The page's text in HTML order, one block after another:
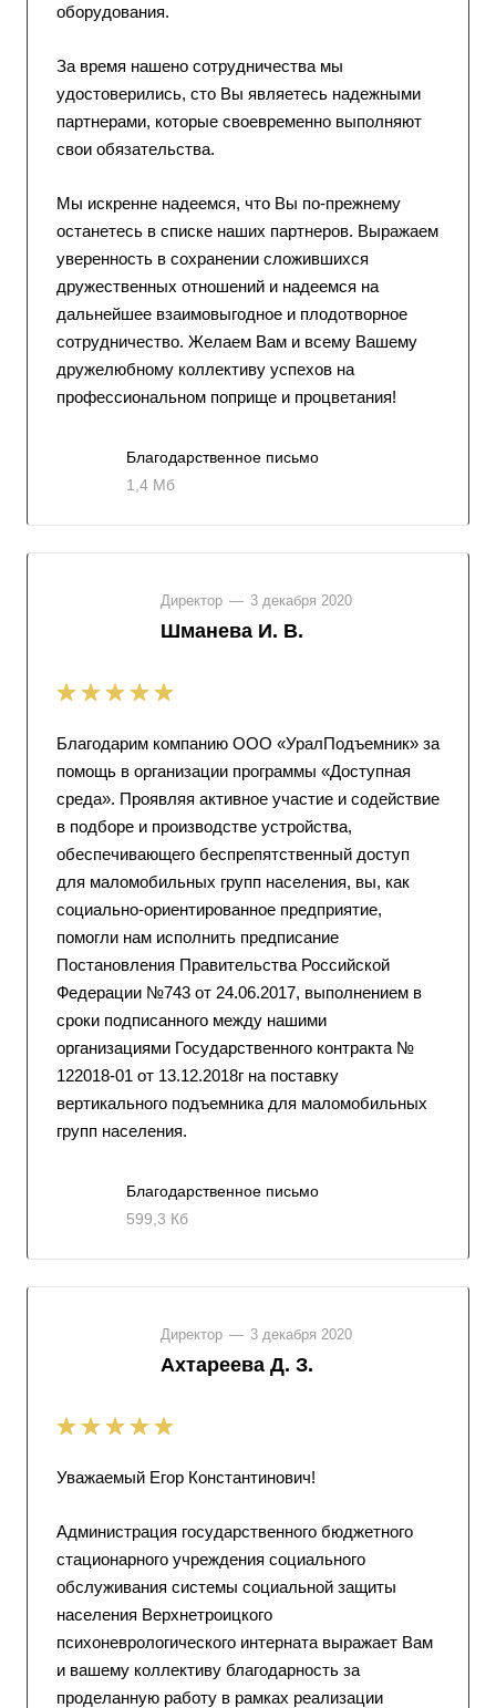
оборудования.
За время нашено сотрудничества мы
удостоверились, сто Вы являетесь надежными
партнерами, которые своевременно выполняют
свои обязательства.
Мы искренне надеемся, что Вы по-прежнему
останетесь в списке наших партнеров. Выражаем
уверенность в сохранении сложившихся
дружественных отношений и надеемся на
дальнейшее взаимовыгодное и плодотворное
сотрудничество. Желаем Вам и всему Вашему
дружелюбному коллективу успехов на
профессиональном поприще и процветания!
Благодарственное письмо
1,4 Мб
Директор — 3 декабря 2020
Шманева И. В.
Благодарим компанию ООО «УралПодъемник» за
помощь в организации программы «Доступная
среда». Проявляя активное участие и содействие
в подборе и производстве устройства,
обеспечивающего беспрепятственный доступ
для маломобильных групп населения, вы, как
социально-ориентированное предприятие,
помогли нам исполнить предписание
Постановления Правительства Российской
Федерации №743 от 24.06.2017, выполнением в
сроки подписанного между нашими
организациями Государственного контракта №
122018-01 от 13.12.2018г на поставку
вертикального подъемника для маломобильных
групп населения.
Благодарственное письмо
599,3 Кб
Директор — 3 декабря 2020
Ахтареева Д. З.
Уважаемый Егор Константинович!
Администрация государственного бюджетного
стационарного учреждения социального
обслуживания системы социальной защиты
населения Верхнетроицкого
психоневрологического интерната выражает Вам
и вашему коллективу благодарность за
проделанную работу в рамках реализации